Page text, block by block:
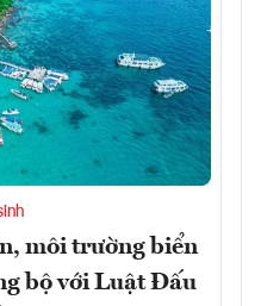
môi trường biển
bộ với Luật Đấu